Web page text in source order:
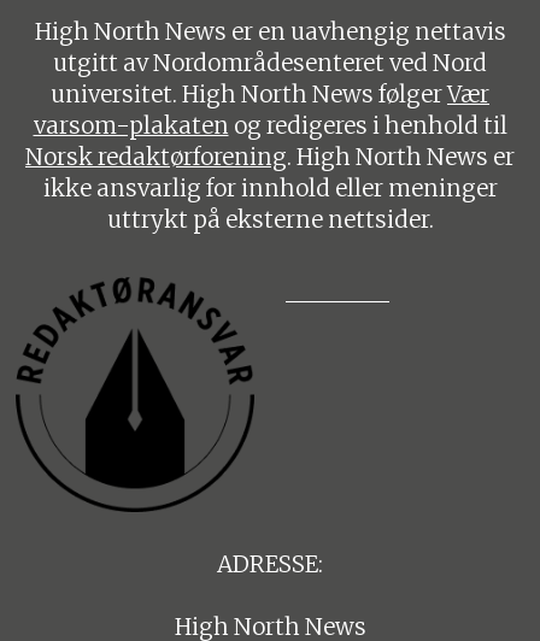
High North News er en uavhengig nettavis
utgitt av Nordområdesenteret ved Nord
universitet. High North News følgerVær
varsom-plakaten og redigeres i henhold til
Norsk redaktørforening. High North News er
ikke ansvarlig for innhold eller meninger
uttrykt på eksterne nettsider.
ADRESSE:
High North News